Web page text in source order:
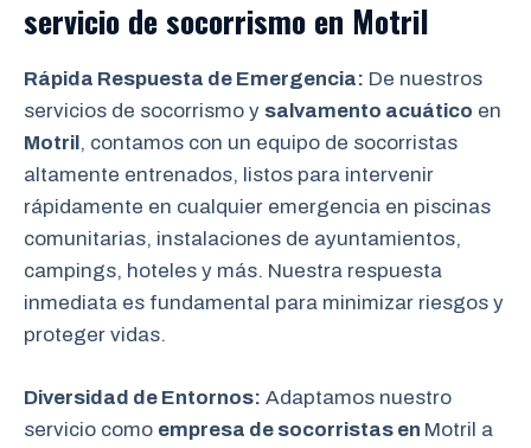
servicio de socorrismo en Motril
Rápida Respuesta de Emergencia: De nuestros
servicios de socorrismo y salvamento acuático en
Motril, contamos con un equipo de socorristas
altamente entrenados, listos para intervenir
rápidamente en cualquier emergencia en piscinas
comunitarias, instalaciones de ayuntamientos,
campings, hoteles y más. Nuestra respuesta
inmediata es fundamental para minimizar riesgos y
proteger vidas.
Diversidad de Entornos: Adaptamos nuestro
servicio como empresa de socorristas en Motril a